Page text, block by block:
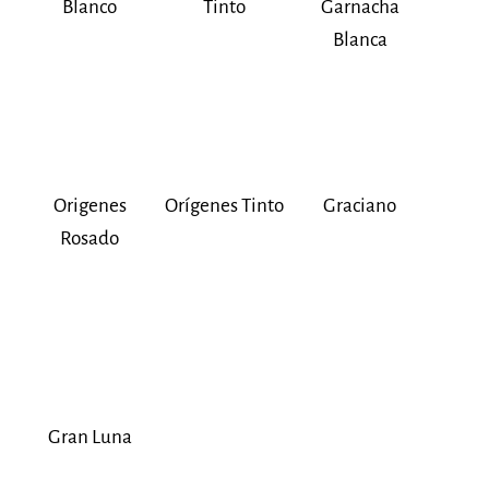
Blanco Tinto
Garnacha
Blanca
Origenes
Rosado
Orígenes Tinto Graciano
Gran Luna